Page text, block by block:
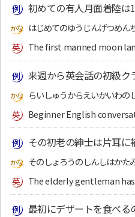
初めての有人月面着陸は
はじめてのゆうじんげつめん
The first manned moon
来週から英会話の初級ク
らいしゅうからえいかいわの
Beginner English
その初老の紳士は片耳に
そのしょろうのしんしはかた
The elderly gentleman
最初にデザートを食べる